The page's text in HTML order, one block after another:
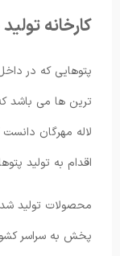
کارخانه
پتوهایی که در
ترین ها می باشد
لاله مهرگان
اقدام به تولید
محصولات تولید
پخش به سراسر